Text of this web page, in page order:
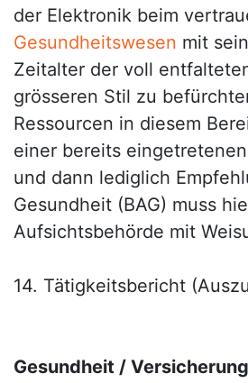
der Elektronik beim
Gesundheitswesen mit
Zeitalter der voll
grösseren Stil zu
Ressourcen in diesem
einer bereits
und dann lediglich
Gesundheit (BAG) muss
Aufsichtsbehörde mit
14. Tätigkeitsbericht
Gesundheit / Versicherung